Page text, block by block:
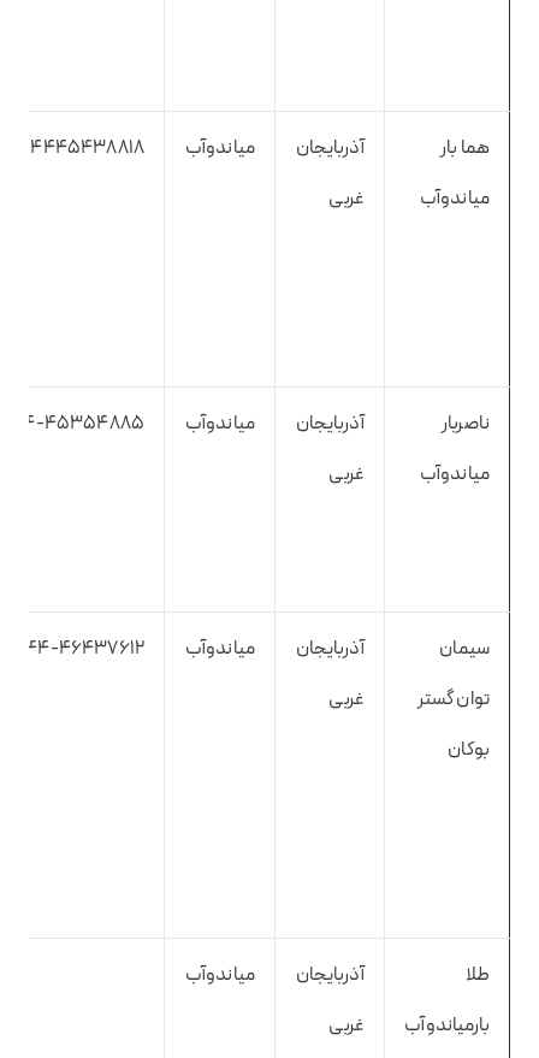
هما بار
میاندوآب
آذربایجان
غربی
میاندوآب 4445438818
ناصربار
میاندوآب
آذربایجان
غربی
میاندوآب ۰۴۴-۴۵۳۵۴۸۸۵
سیمان
توان گستر
بوکان
آذربایجان
غربی
میاندوآب ۰۴۴-۴۶۴۳۷۶۱۲
طلا
بارمیاندوآب
آذربایجان
غربی
میاندوآب